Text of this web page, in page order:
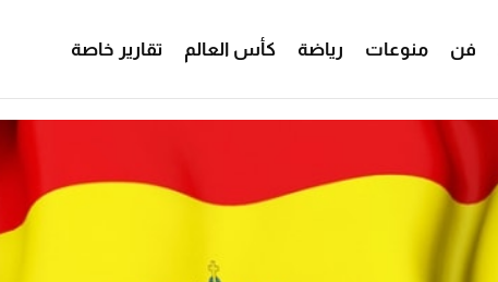
فن منوعات رياضة كأس العالم تقارير خاصة